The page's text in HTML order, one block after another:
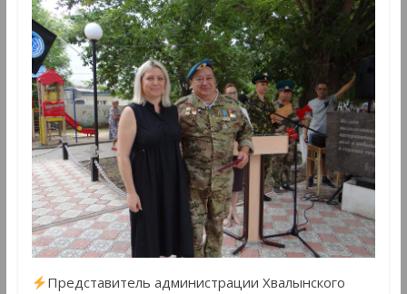
Представитель администрации Хвалынского